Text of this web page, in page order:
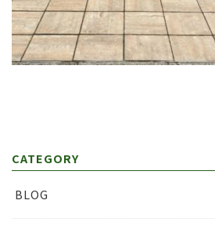
CATEGORY
BLOG